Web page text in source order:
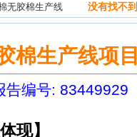
无胶棉生产线 没有找不
棉生产线项
告编号: 83449929
现】